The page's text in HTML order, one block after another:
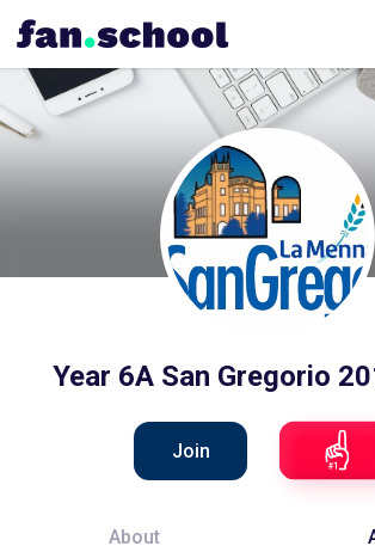
Year 6A San Gregorio
Join
About